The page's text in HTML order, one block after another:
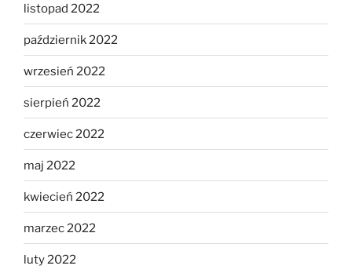
listopad 2022
październik 2022
wrzesień 2022
sierpień 2022
czerwiec 2022
maj 2022
kwiecień 2022
marzec 2022
luty 2022